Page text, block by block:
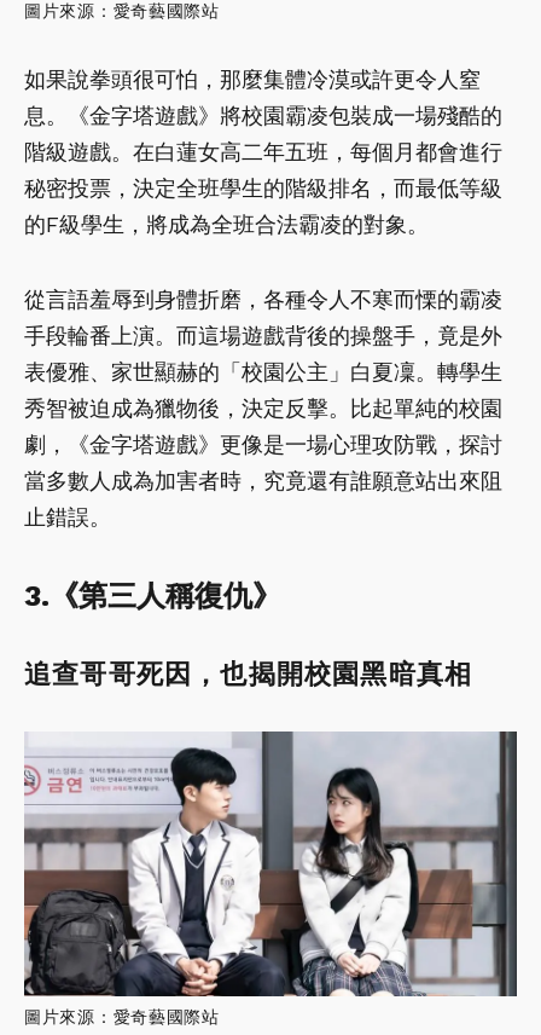
圖片來源：愛奇藝國際站
如果說拳頭很可怕，那麼集體冷漠或許更令人窒
息。《金字塔遊戲》將校園霸凌包裝成一場殘酷的
階級遊戲。在白蓮女高二年五班，每個月都會進行
秘密投票，決定全班學生的階級排名，而最低等級
的F級學生，將成為全班合法霸凌的對象。
從言語羞辱到身體折磨，各種令人不寒而慄的霸凌
手段輪番上演。而這場遊戲背後的操盤手，竟是外
表優雅、家世顯赫的「校園公主」白夏凜。轉學生
秀智被迫成為獵物後，決定反擊。比起單純的校園
劇，《金字塔遊戲》更像是一場心理攻防戰，探討
當多數人成為加害者時，究竟還有誰願意站出來阻
止錯誤。
3.《第三人稱復仇》
追查哥哥死因，也揭開校園黑暗真相
圖片來源：愛奇藝國際站